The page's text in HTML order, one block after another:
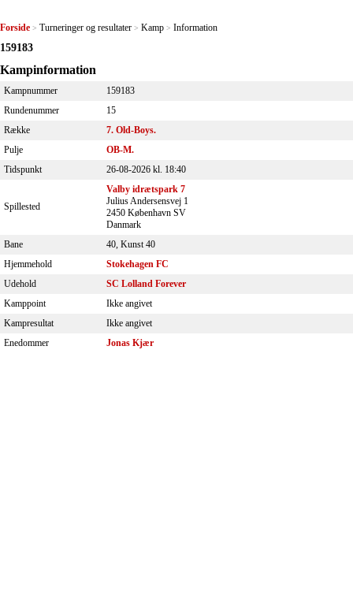
Forside > Turneringer og resultater > Kamp > Information
159183
Kampinformation
Kampnummer
159183
Rundenummer
15
Række
7. Old-Boys.
Pulje
OB-M.
Tidspunkt
26-08-2026 kl. 18:40
Spillested
Valby idrætspark 7
Julius Andersensvej 1
2450 København SV
Danmark
Bane
40, Kunst 40
Hjemmehold
Stokehagen FC
Udehold
SC Lolland Forever
Kamppoint
Ikke angivet
Kampresultat
Ikke angivet
Enedommer
Jonas Kjær